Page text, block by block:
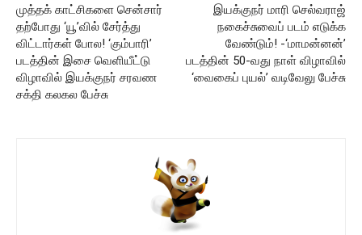
முத்தக் காட்சிகளை சென்சார்
தற்போது ‘யூ’வில் சேர்த்து
விட்டார்கள் போல! ‘கும்பாரி’
படத்தின் இசை வெளியீட்டு
விழாவில் இயக்குநர் சரவண
சக்தி கலகல பேச்சு
இயக்குநர் மாரி செல்வராஜ்
நகைச்சுவைப் படம் எடுக்க
வேண்டும்! -‘மாமன்னன்’
படத்தின் 50-வது நாள் விழாவில்
‘வைகைப் புயல்’ வடிவேலு பேச்சு